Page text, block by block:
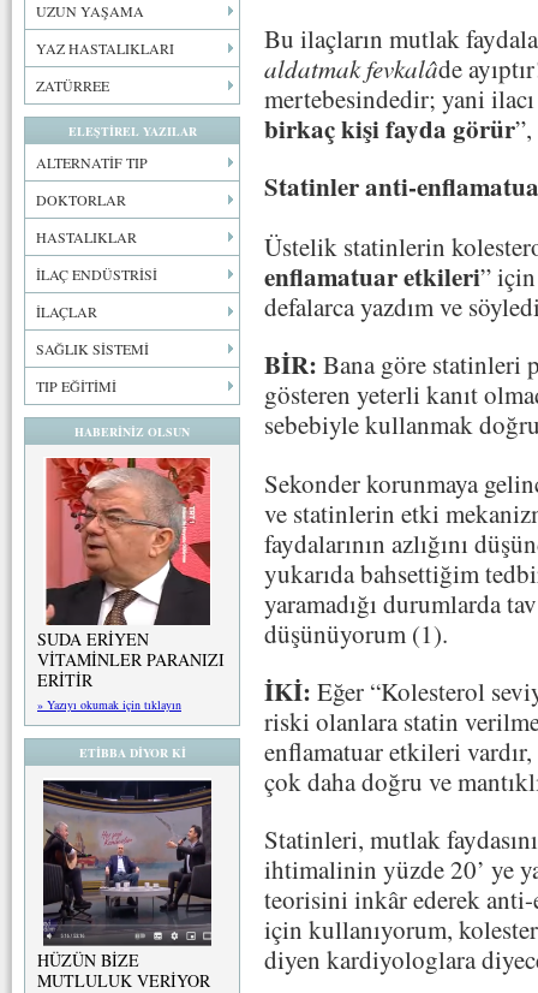
UZUN YAŞAMA
YAZ HASTALIKLARI
ZATÜRREE
ELEŞTİREL YAZILAR
ALTERNATİF TIP
DOKTORLAR
HASTALIKLAR
İLAÇ ENDÜSTRİSİ
İLAÇLAR
SAĞLIK SİSTEMİ
TIP EĞİTİMİ
HABERİNİZ OLSUN
SUDA ERİYEN
VİTAMİNLER PARANIZI
ERİTİR
» Yazıyı okumak için tıklayın
ETİBBA DİYOR Kİ
HÜZÜN BİZE
MUTLULUK VERİYOR
Bu ilaçların mutlak
aldatmak fevkalâde
mertebesindedir; yani
birkaç kişi fayda görür
Statinler anti-
Üstelik statinlerin
enflamatuar etkileri”
defalarca yazdım ve
BİR: Bana göre statinleri
gösteren yeterli kanıt
sebebiyle kullanmak
Sekonder korunmaya
ve statinlerin etki
faydalarının azlığını
yukarıda bahsettiğim
yaramadığı durumlarda
düşünüyorum (1).
İKİ: Eğer “Kolesterol
riski olanlara statin
enflamatuar etkileri
çok daha doğru ve
Statinleri, mutlak
ihtimalinin yüzde 20’ ye
teorisini inkâr ederek
için kullanıyorum,
diyen kardiyologlara